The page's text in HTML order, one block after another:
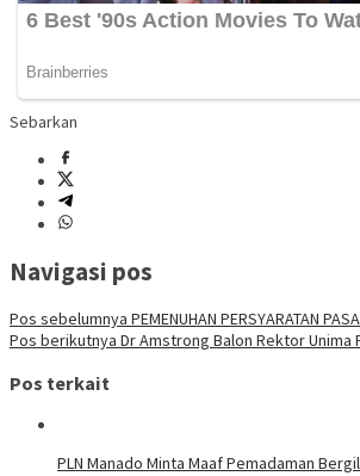
Sebarkan
Navigasi pos
Pos sebelumnya PEMENUHAN PERSYARATAN
Pos berikutnya Dr Amstrong Balon Rektor Unima
Pos terkait
PLN Manado Minta Maaf Pemadaman